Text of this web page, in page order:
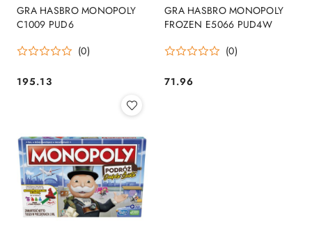
GRA HASBRO MONOPOLY
C1009 PUD6
(0)
Cena:
195.13
GRA HASBRO MONOPOLY
FROZEN E5066 PUD4W
(0)
Cena:
71.96